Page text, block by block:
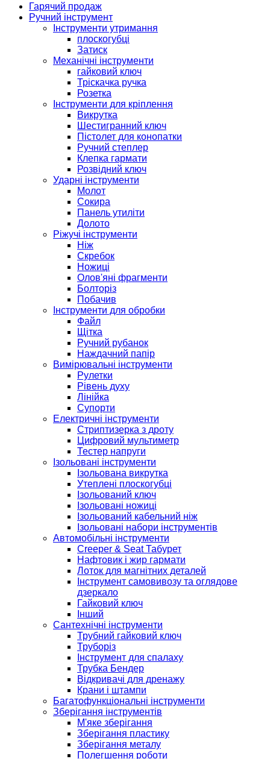
Гарячий продаж
Ручний інструмент
Інструменти утримання
плоскогубці
Затиск
Механічні інструменти
гайковий ключ
Тріскачка ручка
Розетка
Інструменти для кріплення
Викрутка
Шестигранний ключ
Пістолет для конопатки
Ручний степлер
Клепка гармати
Розвідний ключ
Ударні інструменти
Молот
Сокира
Панель утиліти
Долото
Ріжучі інструменти
Ніж
Скребок
Ножиці
Олов'яні фрагменти
Болторіз
Побачив
Інструменти для обробки
Файл
Щітка
Ручний рубанок
Наждачний папір
Вимірювальні інструменти
Рулетки
Рівень духу
Лінійка
Супорти
Електричні інструменти
Стриптизерка з дроту
Цифровий мультиметр
Тестер напруги
Ізольовані інструменти
Ізольована викрутка
Утеплені плоскогубці
Ізольований ключ
Ізольовані ножиці
Ізольований кабельний ніж
Ізольовані набори інструментів
Автомобільні інструменти
Creeper & Seat Табурет
Нафтовик і жир гармати
Лоток для магнітних деталей
Інструмент самовивозу та оглядове
дзеркало
Гайковий ключ
Інший
Сантехнічні інструменти
Трубний гайковий ключ
Труборіз
Інструмент для спалаху
Трубка Бендер
Відкривачі для дренажу
Крани і штампи
Багатофункціональні інструменти
Зберігання інструментів
М'яке зберігання
Зберігання пластику
Зберігання металу
Полегшення роботи